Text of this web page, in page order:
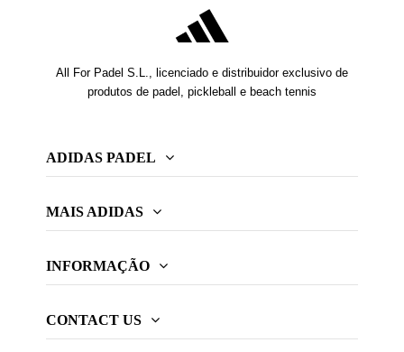
All For Padel S.L., licenciado e distribuidor exclusivo de
produtos de padel, pickleball e beach tennis
ADIDAS PADEL
MAIS ADIDAS
INFORMAÇÃO
CONTACT US